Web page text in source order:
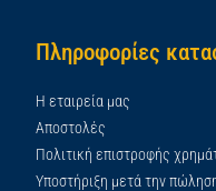
Πληροφορίες
Η εταιρεία μας
Αποστολές
Πολιτική επιστροφής
Υποστήριξη μετά την